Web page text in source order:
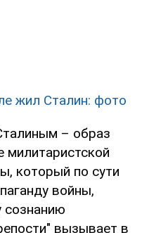
жил Сталин: фото
– образ
милитаристской
который по сути
войны,
сознанию
вызывает в